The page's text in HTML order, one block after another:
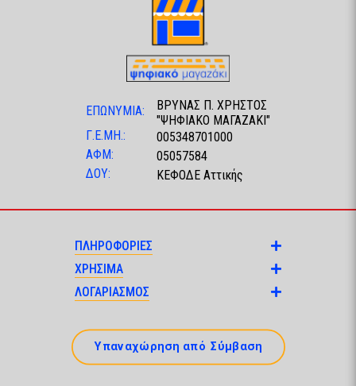
ΕΠΩΝΥΜΙΑ:
ΒΡΥΝΑΣ Π. ΧΡΗΣΤΟΣ
"ΨΗΦΙΑΚΟ ΜΑΓΑΖΑΚΙ"
Γ.Ε.ΜΗ.:
005348701000
ΑΦΜ:
05057584
ΔΟΥ:
ΚΕΦΟΔΕ Αττικής
ΠΛΗΡΟΦΟΡΙΕΣ
ΧΡΗΣΙΜΑ
ΛΟΓΑΡΙΑΣΜΟΣ
Υπαναχώρηση από Σύμβαση